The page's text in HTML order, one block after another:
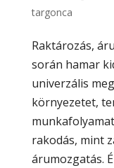
targonca
Raktározás,
során hamar
univerzális
környezetet,
rakodás, mint
árumozgatás.